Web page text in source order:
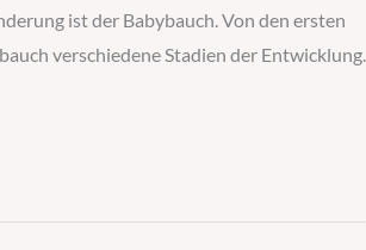
ist der Babybauch. Von den ersten
verschiedene Stadien der Entwicklung.